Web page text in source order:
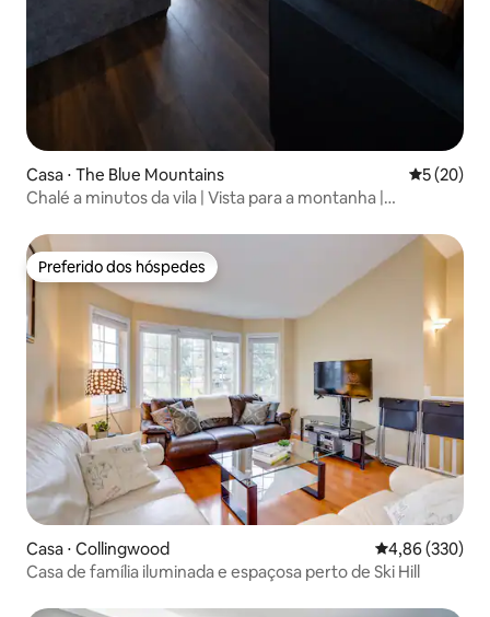
Casa ⋅ The Blue Mountains 5 de uma
5 (20)
Chalé a minutos da vila | Vista para a montanha |
Preferido dos hóspedes
Preferido dos hóspedes
Casa ⋅ Collingwood 4,86 de uma
4,86 (330)
Casa de família iluminada e espaçosa perto de Ski Hill